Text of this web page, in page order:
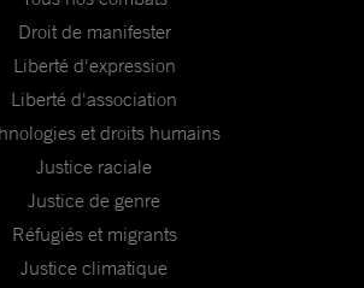
Droit de manifester
Liberté d'expression
Liberté d'association
et droits humains
Justice raciale
Justice de genre
Réfugiés et migrants
Justice climatique